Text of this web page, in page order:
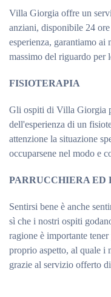
Villa Giorgia offre un
anziani, disponibile 24
esperienza, garantiamo
massimo del riguardo per
FISIOTERAPIA
Gli ospiti di Villa Giorgia
dell'esperienza di un
attenzione la situazione
occuparsene nel modo e
PARRUCCHIERA ED
Sentirsi bene è anche
sì che i nostri ospiti
ragione è importante
proprio aspetto, al quale i
grazie al servizio offerto